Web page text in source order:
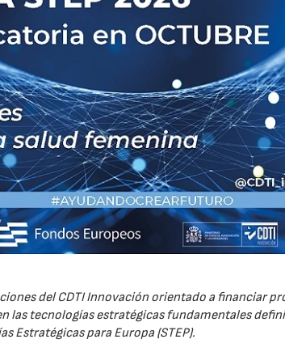
del CDTI Innovación orientado a financiar
las tecnologías estratégicas fundamentales
Estratégicas para Europa (STEP).